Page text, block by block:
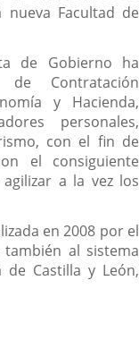
Facultad de
de Gobierno ha
Contratación
y Hacienda,
personales,
con el fin de
el consiguiente
a la vez los
en 2008 por el
al sistema
Castilla y León,